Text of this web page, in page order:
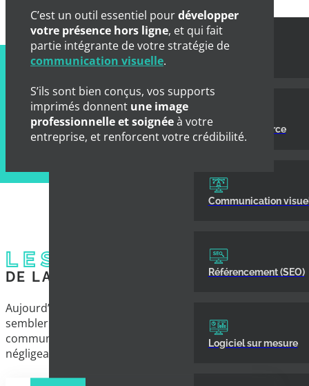
Community management
Site e‑commerce
Communication
Référencement (SEO)
Logiciel sur mesure
C’est un outil essentiel pourdévelopper
votre présence hors ligne, et qui fait
partie intégrante de votre stratégie de
communication visuelle.
S’ils sont bien conçus, vos supports
imprimés donnent une image
professionnelle et soignéeà votre
entreprise, et renforcent votre crédibilité.
LES AVANTAGES
DE LA COMMUNICATION PRINT
Aujourd’hui, miser sur des supports imprimés peut
sembler être une stratégie démodée. Pourtant, la
communication print offre des avantages non
négligeables.